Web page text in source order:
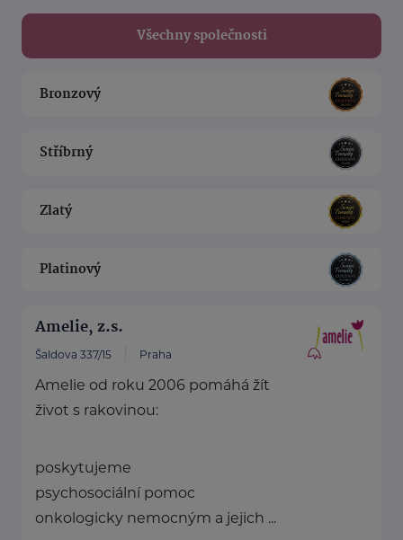
Všechny společnosti
Bronzový
Stříbrný
Zlatý
Platinový
Amelie, z.s.
Šaldova 337/15 Praha
Amelie od roku 2006 pomáhá žít
život s rakovinou:
poskytujeme
psychosociální pomoc
onkologicky nemocným a jejich ...